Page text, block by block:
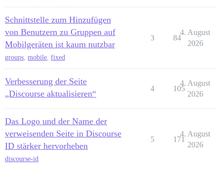
Schnittstelle zum Hinzufügen
von Benutzern zu Gruppen auf
Mobilgeräten ist kaum nutzbar
groups, mobile, fixed
3 84
4. August
2026
Verbesserung der Seite
„Discourse aktualisieren“
4 105
4. August
2026
Das Logo und der Name der
verweisenden Seite in Discourse
ID stärker hervorheben
discourse-id
5 171
4. August
2026